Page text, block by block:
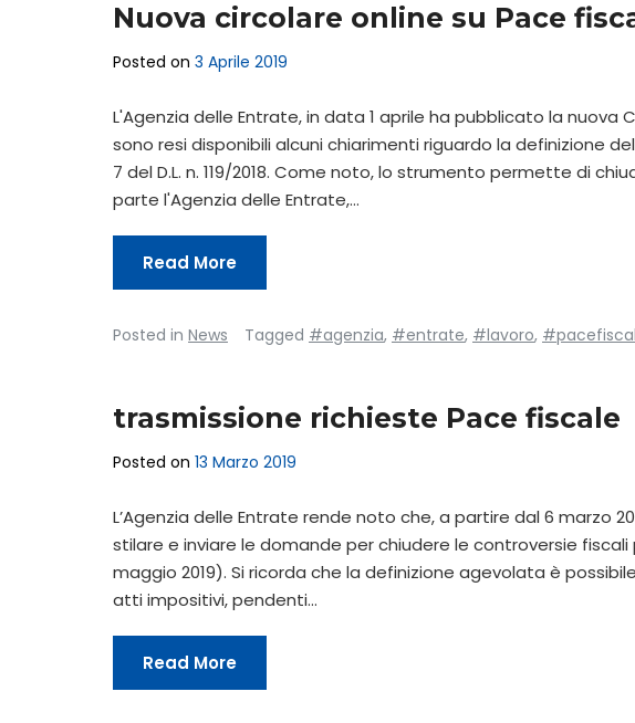
Nuova circolare online su Pace
Posted on 3 Aprile 2019
L'Agenzia delle Entrate, in data 1 aprile ha pubblicato la nuova
sono resi disponibili alcuni chiarimenti riguardo la definizione
7 del D.L. n. 119/2018. Come noto, lo strumento permette di
parte l'Agenzia delle Entrate,…
Read More
Posted in News Tagged #agenzia, #entrate, #lavoro,
trasmissione richieste Pace fiscale
Posted on 13 Marzo 2019
L’Agenzia delle Entrate rende noto che, a partire dal 6 marzo
stilare e inviare le domande per chiudere le controversie
maggio 2019). Si ricorda che la definizione agevolata è
atti impositivi, pendenti…
Read More